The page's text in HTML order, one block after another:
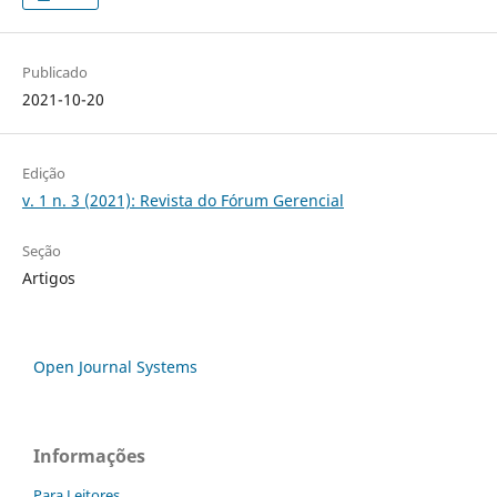
Publicado
2021-10-20
Edição
v. 1 n. 3 (2021): Revista do Fórum Gerencial
Seção
Artigos
Open Journal Systems
Informações